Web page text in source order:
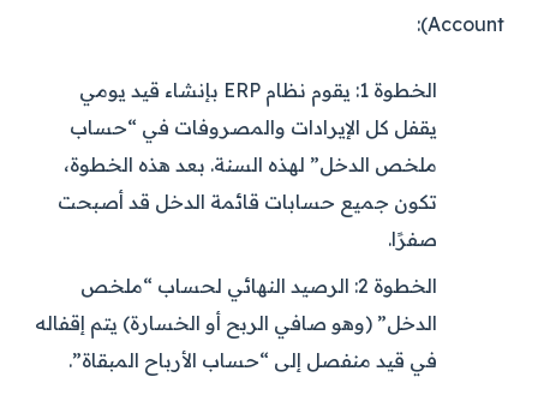
Account):
الخطوة 1:
يقوم نظام ERP بإنشاء قيد يومي
يقفل كل الإيرادات والمصروفات في “حساب
ملخص الدخل” لهذه السنة. بعد هذه الخطوة،
تكون جميع حسابات قائمة الدخل قد أصبحت
صفرًا.
الخطوة 2:
الرصيد النهائي لحساب “ملخص
الدخل” (وهو صافي الربح أو الخسارة) يتم إقفاله
في قيد منفصل إلى “حساب الأرباح المبقاة”.